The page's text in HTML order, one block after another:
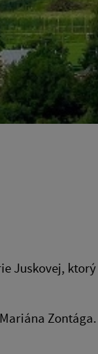
Juskovej,
Zontága.